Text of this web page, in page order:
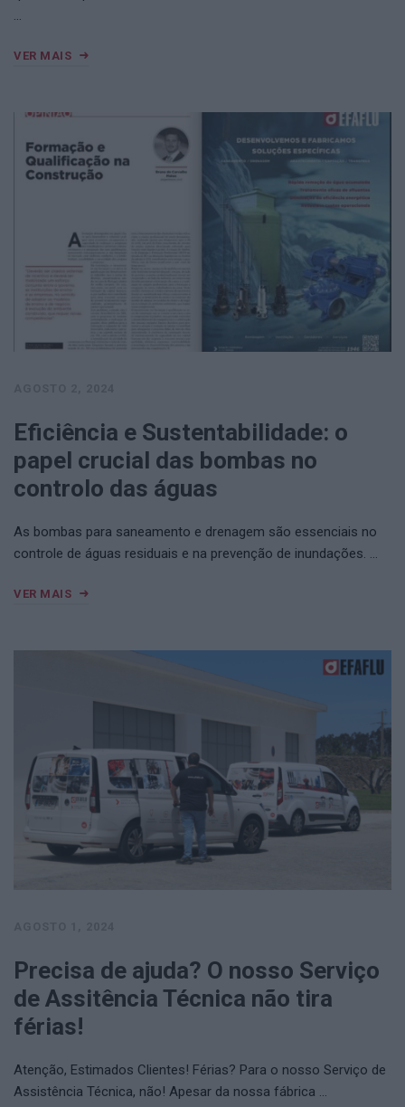
…
VER MAIS
Eficiência e Sustentabilidade: o
papel crucial das bombas no
controlo das águas
As bombas para saneamento e drenagem são essenciais no
controle de águas residuais e na prevenção de inundações. …
VER MAIS
Precisa de ajuda? O nosso Serviço
de Assitência Técnica não tira
férias!
Atenção, Estimados Clientes! Férias? Para o nosso Serviço de
Assistência Técnica, não! Apesar da nossa fábrica …